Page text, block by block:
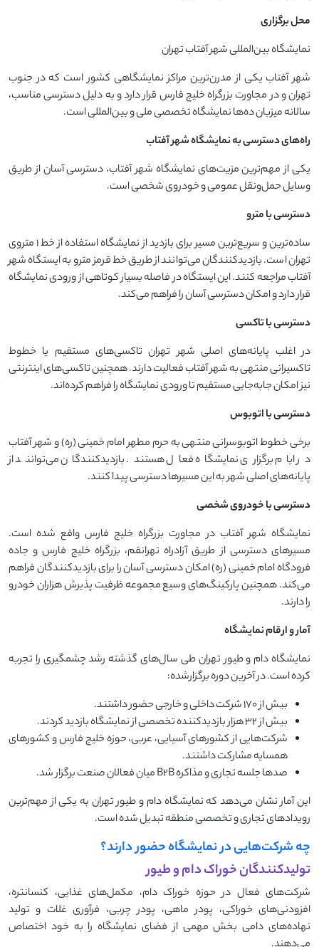
محل برگزاری
نمایشگاه بین‌المللی شهر آفتاب تهران
شهر آفتاب یکی از مدرن‌ترین مراکز نمایشگاهی کشور است که در جنوب
تهران و در مجاورت بزرگراه خلیج فارس قرار دارد و به دلیل دسترسی مناسب،
سالانه میزبان ده‌ها نمایشگاه تخصصی ملی و بین‌المللی است.
راه‌های دسترسی به نمایشگاه شهر آفتاب
یکی از مهم‌ترین مزیت‌های نمایشگاه شهر آفتاب، دسترسی آسان از طریق
وسایل حمل‌ونقل عمومی و خودروی شخصی است.
دسترسی با مترو
ساده‌ترین و سریع‌ترین مسیر برای بازدید از نمایشگاه استفاده از خط ۱ متروی
تهران است. بازدیدکنندگان می‌توانند از طریق خط قرمز مترو به ایستگاه شهر
آفتاب مراجعه کنند. این ایستگاه در فاصله بسیار کوتاهی از ورودی نمایشگاه
قرار دارد و امکان دسترسی آسان را فراهم می‌کند.
دسترسی با تاکسی
در اغلب پایانه‌های اصلی شهر تهران تاکسی‌های مستقیم یا خطوط
تاکسیرانی منتهی به شهر آفتاب فعالیت دارند. همچنین تاکسی‌های اینترنتی
نیز امکان جابه‌جایی مستقیم تا ورودی نمایشگاه را فراهم کرده‌اند.
دسترسی با اتوبوس
برخی خطوط اتوبوسرانی منتهی به حرم مطهر امام خمینی (ره) و شهر آفتاب
در ایام برگزاری نمایشگاه فعال هستند. بازدیدکنندگان می‌توانند از
پایانه‌های اصلی شهر به این مسیرها دسترسی پیدا کنند.
دسترسی با خودروی شخصی
نمایشگاه شهر آفتاب در مجاورت بزرگراه خلیج فارس واقع شده است.
مسیرهای دسترسی از طریق آزادراه تهرانقم، بزرگراه خلیج فارس و جاده
فرودگاه امام خمینی (ره) امکان دسترسی آسان را برای بازدیدکنندگان فراهم
می‌کند. همچنین پارکینگ‌های وسیع مجموعه ظرفیت پذیرش هزاران خودرو
را دارند.
آمار و ارقام نمایشگاه
نمایشگاه دام و طیور تهران طی سال‌های گذشته رشد چشمگیری را تجربه
کرده است. در آخرین دوره برگزارشده:
بیش از ۱۷۰ شرکت داخلی و خارجی حضور داشتند.
بیش از ۳۲ هزار بازدیدکننده تخصصی از نمایشگاه بازدید کردند.
شرکت‌هایی از کشورهای آسیایی، عربی، حوزه خلیج فارس و کشورهای
همسایه مشارکت داشتند.
صدها جلسه تجاری و مذاکره B2B میان فعالان صنعت برگزار شد.
این آمار نشان می‌دهد که نمایشگاه دام و طیور تهران به یکی از مهم‌ترین
رویدادهای تجاری و تخصصی منطقه تبدیل شده است.
چه شرکت‌هایی در نمایشگاه حضور دارند؟
تولیدکنندگان خوراک دام و طیور
شرکت‌های فعال در حوزه خوراک دام، مکمل‌های غذایی، کنسانتره،
افزودنی‌های خوراکی، پودر ماهی، پودر چربی، فرآوری غلات و تولید
نهاده‌های دامی بخش مهمی از فضای نمایشگاه را به خود اختصاص